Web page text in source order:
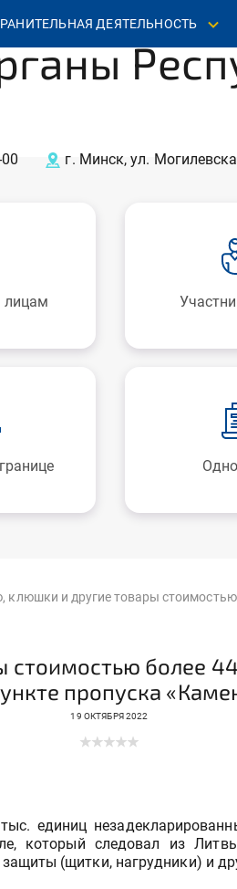
ДЕЯТЕЛЬНОСТЬ
г. Минск, ул.
лицам
и другие товары
более
пропуска
19 ОКТЯБРЯ 2022
единиц
который следовал из
(щитки, нагрудники) и